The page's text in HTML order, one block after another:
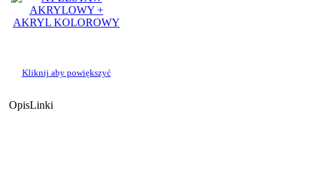
Kliknij aby powiększyć
OpisLinki